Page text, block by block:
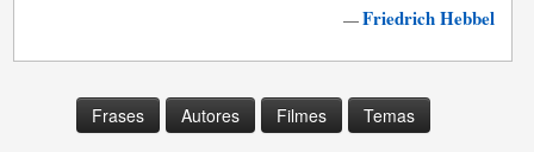
—Friedrich Hebbel
Frases Autores Filmes Temas